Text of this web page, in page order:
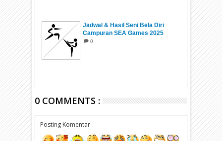
Jadwal & Hasil Seni Bela Diri
Campuran SEA Games 2025
Thailand
0
0 COMMENTS :
Posting Komentar